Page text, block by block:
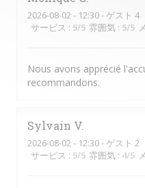
2026-08-02 - 12:30 - ゲスト 4
サービス : 5/5 雰囲気 : 5/5
Nous avons apprécié
recommandons.
Sylvain V
2026-08-02 - 12:30 - ゲスト 2
サービス : 5/5 雰囲気 : 4/5